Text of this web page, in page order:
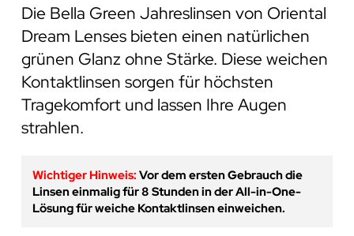
Die Bella Green Jahreslinsen von Oriental
Dream Lenses bieten einen natürlichen
grünen Glanz ohne Stärke. Diese weichen
Kontaktlinsen sorgen für höchsten
Tragekomfort und lassen Ihre Augen
strahlen.
Wichtiger Hinweis:Vor dem ersten Gebrauch die
Linsen einmalig für 8 Stunden in der All-in-One-
Lösung für weiche Kontaktlinsen einweichen.